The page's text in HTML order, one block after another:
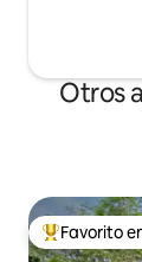
Otros
Favorito
Favorito